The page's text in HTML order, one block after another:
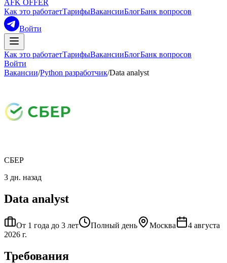
AFK OFFER
Как это работаетТарифыВакансииБлогБанк вопросов
Войти
Как это работаетТарифыВакансииБлогБанк вопросов
Войти
Вакансии/Python разработчик/Data analyst
СБЕР
3 дн. назад
Data analyst
От 1 года до 3 лет Полный день Москва
4 августа
2026 г.
Требования